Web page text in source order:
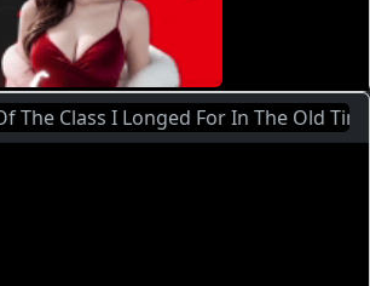
I Longed For In The Old Time